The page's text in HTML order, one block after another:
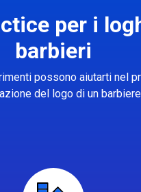
per i
barbieri
possono aiutarti nel
del logo di un